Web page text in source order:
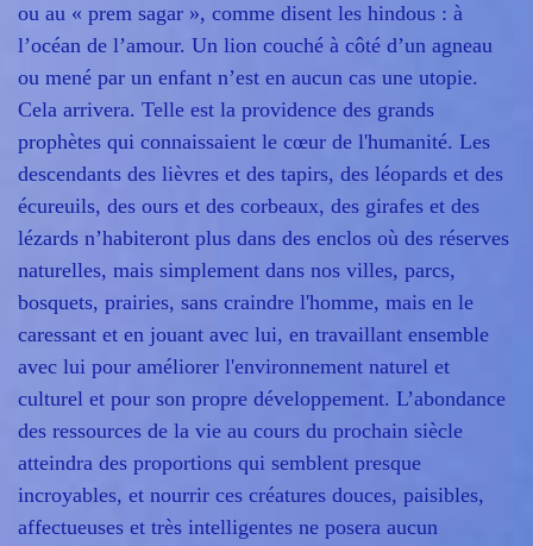
ou au « prem sagar », comme disent les hindous : à
l’océan de l’amour. Un lion couché à côté d’un agneau
ou mené par un enfant n’est en aucun cas une utopie.
Cela arrivera. Telle est la providence des grands
prophètes qui connaissaient le cœur de l'humanité. Les
descendants des lièvres et des tapirs, des léopards et des
écureuils, des ours et des corbeaux, des girafes et des
lézards n’habiteront plus dans des enclos où des réserves
naturelles, mais simplement dans nos villes, parcs,
bosquets, prairies, sans craindre l'homme, mais en le
caressant et en jouant avec lui, en travaillant ensemble
avec lui pour améliorer l'environnement naturel et
culturel et pour son propre développement. L’abondance
des ressources de la vie au cours du prochain siècle
atteindra des proportions qui semblent presque
incroyables, et nourrir ces créatures douces, paisibles,
affectueuses et très intelligentes ne posera aucun